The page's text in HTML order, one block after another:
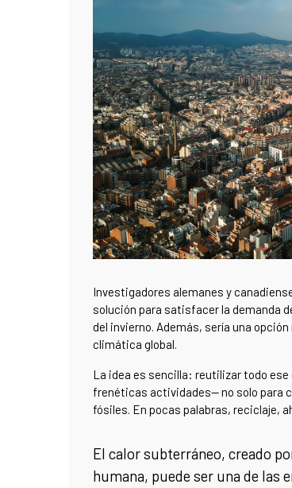
Investigadores alemanes y
solución para satisfacer la demanda
del invierno. Además, sería una
climática global.
La idea es sencilla: reutilizar todo
frenéticas actividades— no solo para
fósiles. En pocas palabras, reciclaje,
El calor subterráneo, creado
humana, puede ser una de las